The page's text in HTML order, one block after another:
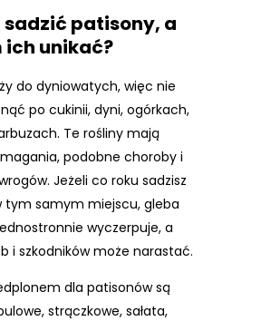
sadzić patisony, a
ich unikać?
do dyniowatych, więc nie
po cukinii, dyni, ogórkach,
Te rośliny mają
podobne choroby i
Jeżeli co roku sadzisz
tym samym miejscu, gleba
wyczerpuje, a
i szkodników może narastać.
dla patisonów są
strączkowe, sałata,